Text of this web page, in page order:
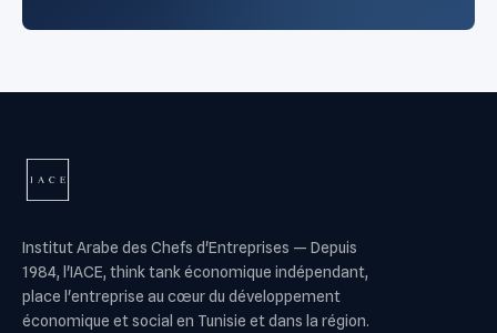
Institut Arabe des Chefs d'Entreprises — Depuis
1984, l'IACE, think tank économique indépendant,
place l'entreprise au cœur du développement
économique et social en Tunisie et dans la région.